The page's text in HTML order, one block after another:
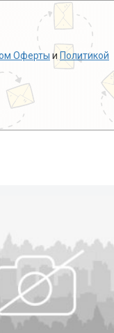
Оферты и Политикой